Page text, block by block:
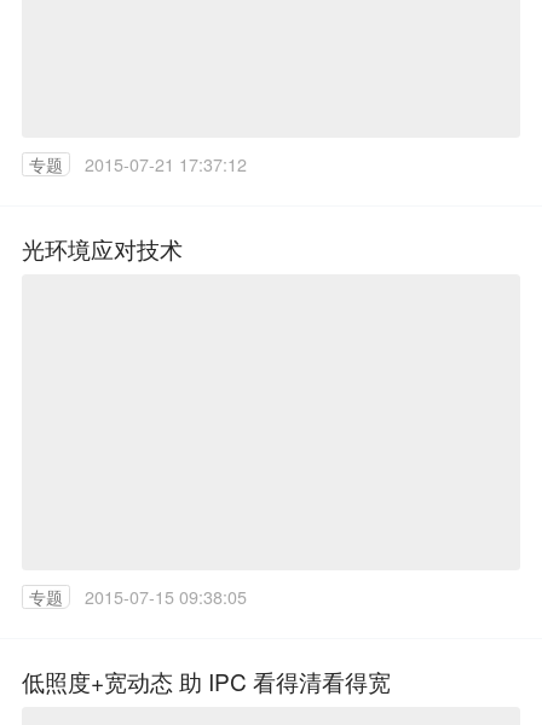
专题 2015-07-21 17:37:12
光环境应对技术
专题 2015-07-15 09:38:05
低照度+宽动态 助 IPC 看得清看得宽